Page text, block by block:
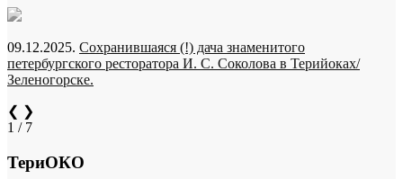
09.12.2025. Сохранившаяся (!) дача знаменитого
петербургского ресторатора И. С. Соколова в Терийоках/
Зеленогорске.
❮ ❯
1 / 7
ТериОКО